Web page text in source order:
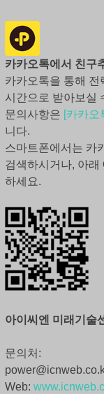
카카오톡에서 친구
카카오톡을 통해 전
시간으로 받아보실
문의사항은 [카카오
니다.
스마트폰에서는 카
검색하시거나, 아
하세요.
아이씨엔 미래기술
문의처:
Web: